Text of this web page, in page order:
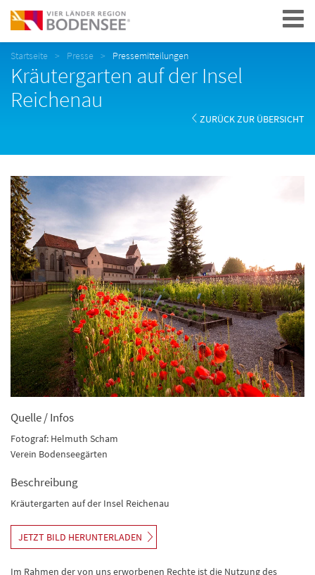
Navigation
Startseite Presse Pressemitteilungen
Kräutergarten auf der Insel
Reichenau
ZURÜCK ZUR ÜBERSICHT
Quelle / Infos
Fotograf: Helmuth Scham
Verein Bodenseegärten
Beschreibung
Kräutergarten auf der Insel Reichenau
JETZT BILD HERUNTERLADEN
Im Rahmen der von uns erworbenen Rechte ist die Nutzung des